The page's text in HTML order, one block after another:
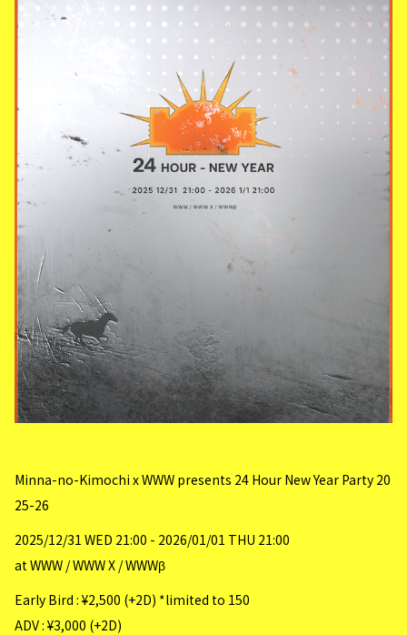
Minna-no-Kimochi x WWW presents 24 Hour New Year Party 20
25-26
2025/12/31 WED 21:00 - 2026/01/01 THU 21:00
at WWW / WWW X / WWWβ
Early Bird : ¥2,500 (+2D) *limited to 150
ADV : ¥3,000 (+2D)